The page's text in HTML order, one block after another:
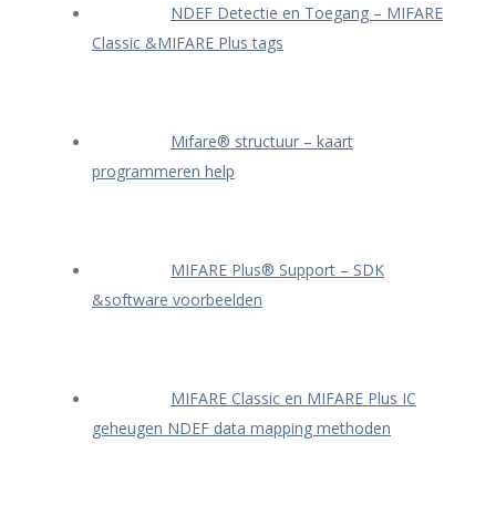
NDEF Detectie en Toegang – MIFARE
Classic &MIFARE Plus tags
Mifare® structuur – kaart
programmeren help
MIFARE Plus® Support – SDK
&software voorbeelden
MIFARE Classic en MIFARE Plus IC
geheugen NDEF data mapping methoden